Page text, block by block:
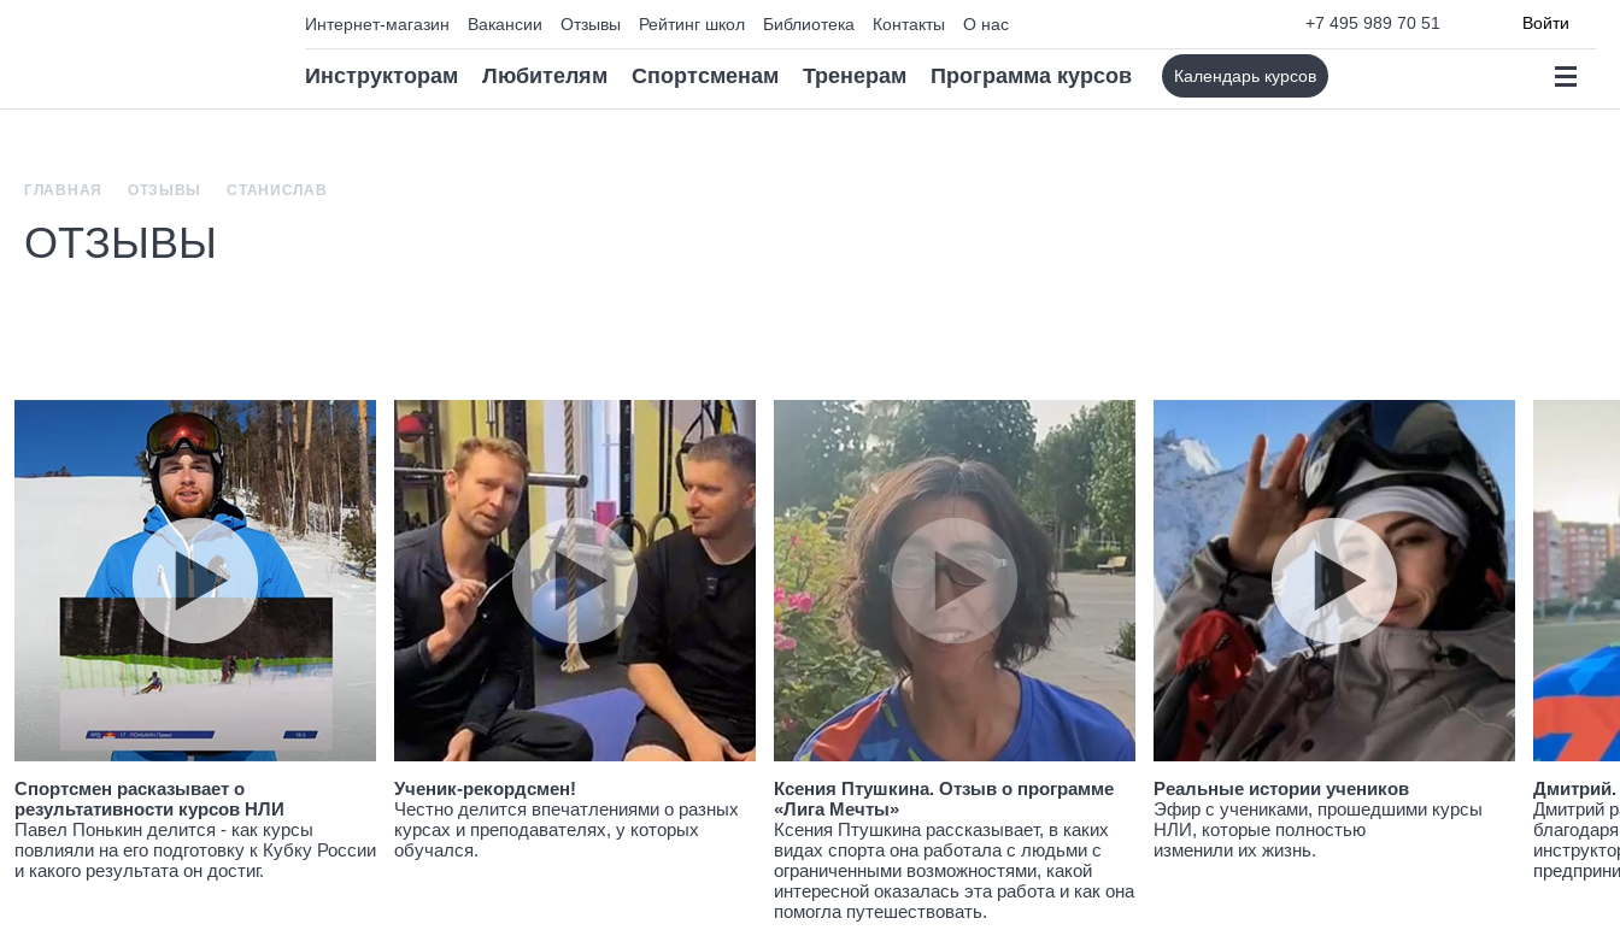
Интернет-магазин Вакансии Отзывы Рейтинг школ Библиотека Контакты О нас +7 495 989 70 51 Войти
Инструкторам Любителям Спортсменам Тренерам Программа курсов Календарь курсов
ГЛАВНАЯ ОТЗЫВЫ СТАНИСЛАВ
ОТЗЫВЫ
Спортсмен расказывает о
результативности курсов НЛИ
Павел Понькин делится - как курсы
повлияли на его подготовку к Кубку России
и какого результата он достиг.
Ученик-рекордсмен!
Честно делится впечатлениями о разных
курсах и преподавателях, у которых
обучался.
Ксения Птушкина. Отзыв о программе
«Лига Мечты»
Ксения Птушкина рассказывает, в каких
видах спорта она работала с людьми с
ограниченными возможностями, какой
интересной оказалась эта работа и как она
помогла путешествовать.
Реальные истории учеников
Эфир с учениками, прошедшими курсы
НЛИ, которые полностью
изменили их жизнь.
Дмитрий.
Дмитрий